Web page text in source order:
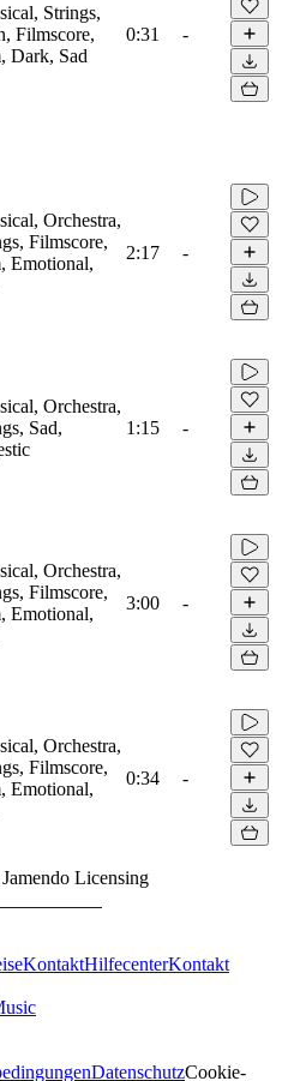
Strings,
Filmscore,
Dark, Sad
0:31 -
Orchestra,
Filmscore,
Emotional,
2:17 -
Orchestra,
Sad,
1:15 -
Orchestra,
Filmscore,
Emotional,
3:00 -
Orchestra,
Filmscore,
Emotional,
0:34 -
Jamendo Licensing
KontaktHilfecenterKontakt
DatenschutzCookie-